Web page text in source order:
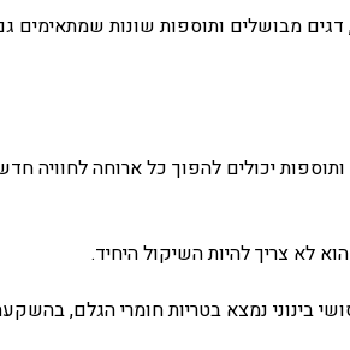
דגים מבושלים ותוספות שונות שמתאימים
יכולים להפוך כל ארוחה לחוויה
לא צריך להיות השיקול היחיד.
בינוני נמצא בטריות חומרי הגלם,